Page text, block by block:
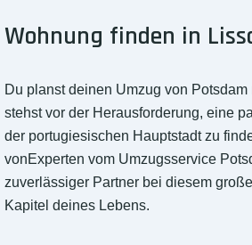
Wohnung finden in
Du planst deinen Umzug von
stehst vor der Herausforderung, eine
der portugiesischen Hauptstadt zu
vonExperten vom Umzugsservice
zuverlässiger Partner bei diesem
Kapitel deines Lebens.